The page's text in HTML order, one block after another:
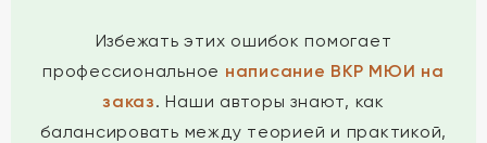
Избежать этих ошибок помогает
профессиональное написание ВКР МЮИ на
заказ. Наши авторы знают, как
балансировать между теорией и практикой,